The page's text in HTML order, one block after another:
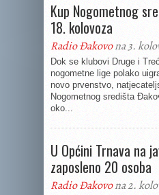
Kup Nogometnog
18. kolovoza
Radio Đakovona 3.
Dok se klubovi Druge i
nogometne lige polako
novo prvenstvo,
Nogometnog središta
oko...
U Općini Trnava na
zaposleno 20 osoba
Radio Đakovona 2.